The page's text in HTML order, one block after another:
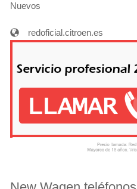
Nuevos
redoficial.citroen.es